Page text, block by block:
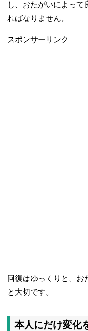
し、おたがいによって
ればなりません。
スポンサーリンク
回復はゆっくりと、お
と大切です。
本人にだけ変化